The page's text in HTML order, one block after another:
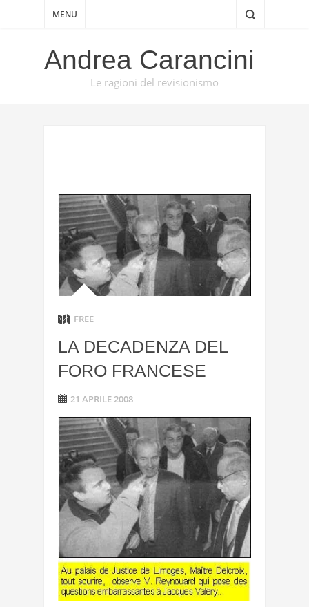
MENU
Andrea Carancini
Le ragioni del revisionismo
FREE
LA DECADENZA DEL
FORO FRANCESE
21 APRILE 2008